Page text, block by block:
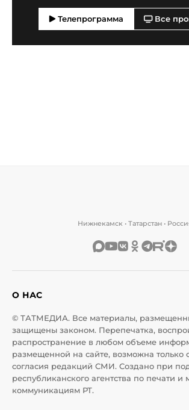
Телепрограмма Все
Нижнекамск • Татарстан •
О НАС
© ТАТМЕДИА. Все материалы,
защищены законом. Перепечатка,
распространение в любом объеме
размещенной на сайте, возможна только
согласия редакций СМИ. Создано при
республиканского агентства по печати и
коммуникациям РТ.